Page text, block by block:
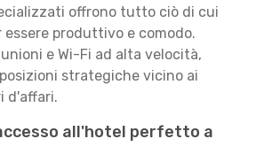
offrono tutto ciò di cui
essere produttivo e comodo.
e Wi-Fi ad alta velocità,
strategiche vicino ai
d'affari.
all'hotel perfetto a